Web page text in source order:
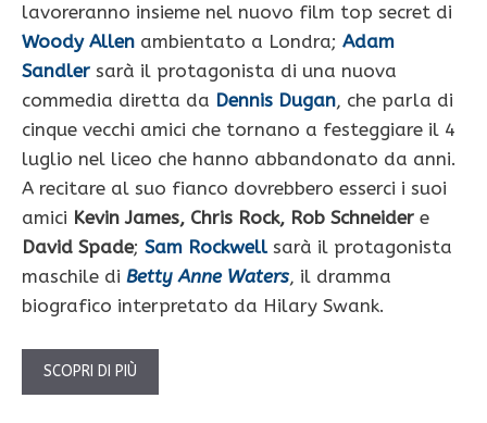
lavoreranno insieme nel nuovo film top secret di
Woody Allen ambientato a Londra; Adam
Sandler sarà il protagonista di una nuova
commedia diretta da Dennis Dugan, che parla di
cinque vecchi amici che tornano a festeggiare il 4
luglio nel liceo che hanno abbandonato da anni.
A recitare al suo fianco dovrebbero esserci i suoi
amici Kevin James, Chris Rock, Rob Schneider e
David Spade; Sam Rockwellsarà il protagonista
maschile di Betty Anne Waters, il dramma
biografico interpretato da Hilary Swank.
SCOPRI DI PIÙ